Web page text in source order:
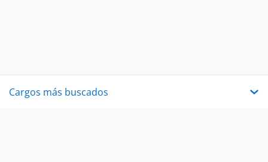
Cargos más buscados